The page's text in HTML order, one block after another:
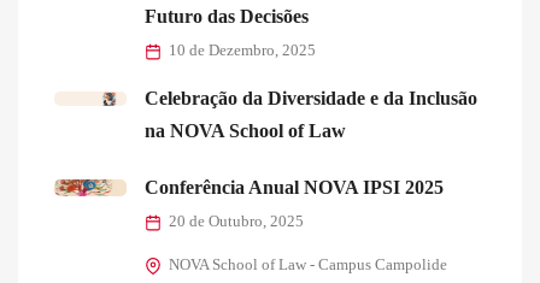
Futuro das Decisões
10 de Dezembro, 2025
Celebração da Diversidade e da Inclusão
na NOVA School of Law
Conferência Anual NOVA IPSI 2025
20 de Outubro, 2025
NOVA School of Law - Campus Campolide